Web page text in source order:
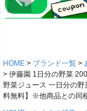
HOME ブランド一覧
伊藤園 1日分の野菜
野菜ジュース 一日分の
料無料】※他商品との同